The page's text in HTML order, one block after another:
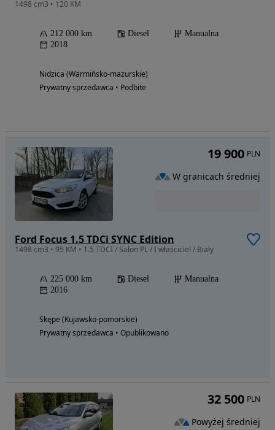
1498 cm3 • 120 KM
212 000 km Diesel
Manualna
2018
Nidzica (Warmińsko-mazurskie)
Prywatny sprzedawca • Podbite
Ford Focus 1.5 TDCi SYNC Edition
1498 cm3 • 95 KM • 1.5 TDCI / Salon PL / I właściciel / Biały
225 000 km Diesel
Manualna
2016
Skępe (Kujawsko-pomorskie)
Prywatny sprzedawca • Opublikowano
19 900 PLN
W granicach średniej
32 500 PLN
Powyżej średniej